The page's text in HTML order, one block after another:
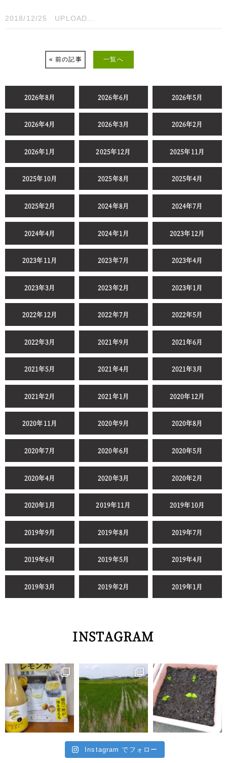
2018/12/25 UPLOAD...
« 前の記事 一覧へ
2026年8月 2026年6月 2026年5月
2026年4月 2026年3月 2026年2月
2026年1月 2025年12月 2025年11月
2025年10月 2025年8月 2025年4月
2025年2月 2024年8月 2024年7月
2024年4月 2024年1月 2023年12月
2023年11月 2023年7月 2023年4月
2023年3月 2023年2月 2023年1月
2022年12月 2022年7月 2022年5月
2022年3月 2021年9月 2021年6月
2021年5月 2021年4月 2021年3月
2021年2月 2021年1月 2020年12月
2020年11月 2020年9月 2020年8月
2020年7月 2020年6月 2020年5月
2020年4月 2020年3月 2020年2月
2020年1月 2019年11月 2019年10月
2019年9月 2019年8月 2019年7月
2019年6月 2019年5月 2019年4月
2019年3月 2019年2月 2019年1月
INSTAGRAM
Instagram でフォロー